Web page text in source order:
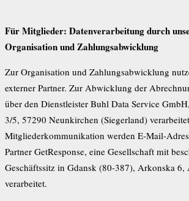
Für Mitglieder: Datenverarbeitung durch
Organisation und Zahlungsabwicklung
Zur Organisation und Zahlungsabwicklung
externer Partner. Zur Abwicklung der
über den Dienstleister Buhl Data Service
3/5, 57290 Neunkirchen (Siegerland)
Mitgliederkommunikation werden E-Mail-
Partner GetResponse, eine Gesellschaft mit
Geschäftssitz in Gdansk (80-387), Arkonska 6,
verarbeitet.